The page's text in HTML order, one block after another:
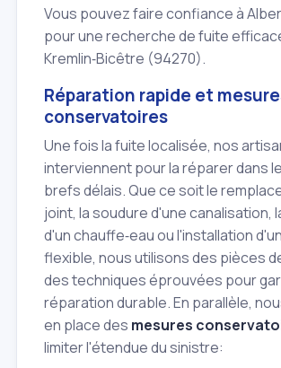
Vous pouvez faire confiance à
pour une recherche de fuite
Kremlin‑Bicêtre (94270).
Réparation rapide et
conservatoires
Une fois la fuite localisée, nos
interviennent pour la réparer dans
brefs délais. Que ce soit le
joint, la soudure d'une canalisation,
d'un chauffe‑eau ou l'installation
flexible, nous utilisons des pièces
des techniques éprouvées pour
réparation durable. En parallèle,
en place des mesures
limiter l'étendue du sinistre: